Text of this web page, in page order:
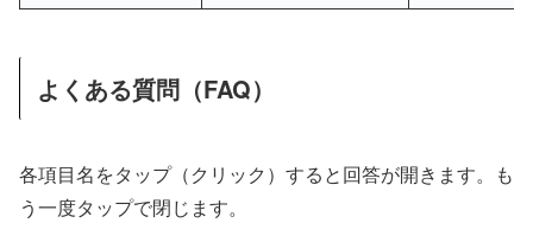
よくある質問（FAQ）
各項目名をタップ（クリック）すると回答が開きます。も
う一度タップで閉じます。